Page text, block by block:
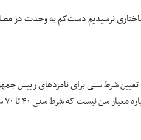
نرسیدیم دست‌کم به وحدت در
تعیین شرط سنی برای نامزدهای رییس
قانون